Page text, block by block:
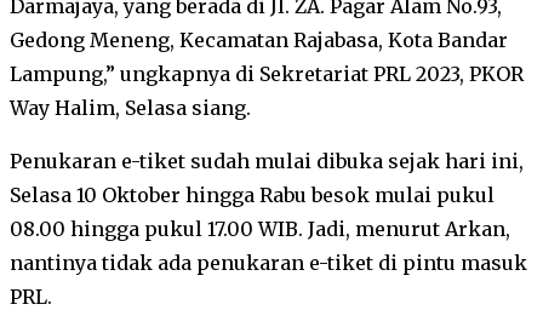
Darmajaya, yang berada di Jl. ZA. Pagar Alam No.93,
Gedong Meneng, Kecamatan Rajabasa, Kota Bandar
Lampung,” ungkapnya di Sekretariat PRL 2023, PKOR
Way Halim, Selasa siang.
Penukaran e-tiket sudah mulai dibuka sejak hari ini,
Selasa 10 Oktober hingga Rabu besok mulai pukul
08.00 hingga pukul 17.00 WIB. Jadi, menurut Arkan,
nantinya tidak ada penukaran e-tiket di pintu masuk
PRL.